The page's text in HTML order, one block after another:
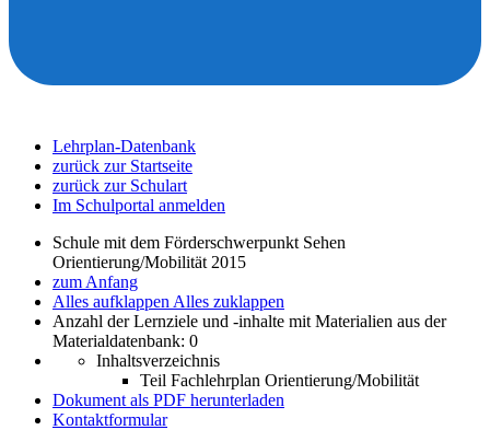
Lehrplan-Datenbank
zurück zur Startseite
zurück zur Schulart
Im Schulportal anmelden
Schule mit dem Förderschwerpunkt Sehen
Orientierung/Mobilität 2015
zum Anfang
Alles aufklappen Alles zuklappen
Anzahl der Lernziele und -inhalte mit Materialien aus der
Materialdatenbank: 0
Inhaltsverzeichnis
Teil Fachlehrplan Orientierung/Mobilität
Dokument als PDF herunterladen
Kontaktformular